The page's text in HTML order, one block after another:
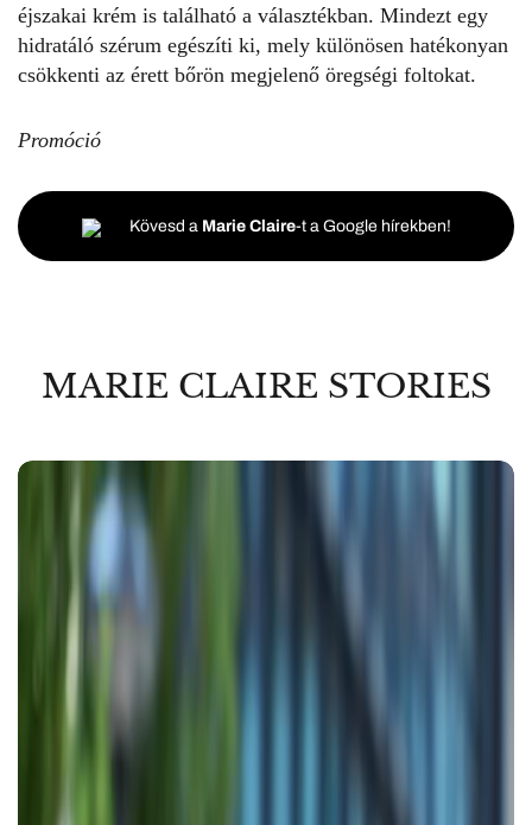
éjszakai krém is található a választékban. Mindezt egy
hidratáló szérum egészíti ki, mely különösen hatékonyan
csökkenti az érett bőrön megjelenő öregségi foltokat.
Promóció
Kövesd a Marie Claire-t a Google hírekben!
MARIE CLAIRE STORIES